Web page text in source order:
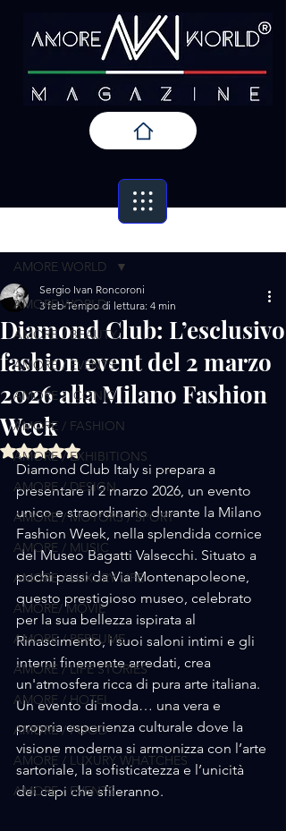
AMORE WORLD
AMORE / BEAUTY
AMORE / EVENTS
AMORE / ICONIC
AMORE / FASHION
AMORE / EXHIBITIONS
AMORE / DESIGN
AMORE / MOTORS / SPORT
AMORE / MUSIC
AMORE / LUXURY LIFE
AMORE/ MOVIE
AMORE / PERFUME
AMORE / LIFE STORIES
AMORE / HOTEL
AMORE / FOOD
AMORE / LUXURY WHATCHES
AMORE / EVENTS
AMORE WORLD
Diamond Club: L’esclusivo
fashion event del 2 marzo
2026 alla Milano Fashion
Week
Sergio Ivan Roncoroni
3 feb Tempo di lettura: 4 min
Valutazione NaN stelle su 5.
Diamond Club Italy si prepara a
presentare il 2 marzo 2026, un evento
unico e straordinario durante la Milano
Fashion Week, nella splendida cornice
del Museo Bagatti Valsecchi. Situato a
pochi passi da Via Montenapoleone,
questo prestigioso museo, celebrato
per la sua bellezza ispirata al
Rinascimento, i suoi saloni intimi e gli
interni finemente arredati, crea
un'atmosfera ricca di pura arte italiana.
Un evento di moda… una vera e
propria esperienza culturale dove la
visione moderna si armonizza con l’arte
sartoriale, la sofisticatezza e l’unicità
dei capi che sfileranno.